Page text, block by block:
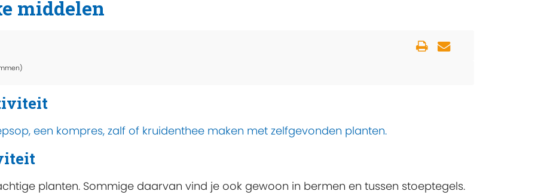
middelen
een kompres, zalf of kruidenthee maken met zelfgevonden planten.
planten. Sommige daarvan vind je ook gewoon in bermen en tussen stoeptegels.